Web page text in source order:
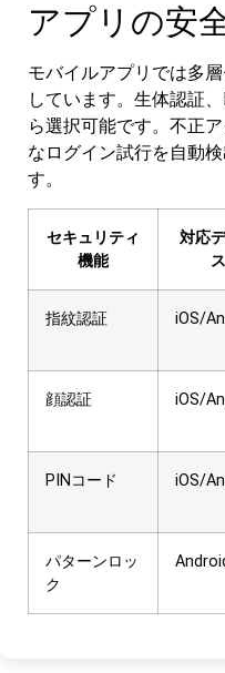
アプリの安
モバイルアプリでは多
しています。生体認証
ら選択可能です。不正
なログイン試行を自動
す。
セキュリティ
機能
対応
ス
指紋認証 iOS/
顔認証 iOS/
PINコード iOS/
パターンロッ
ク